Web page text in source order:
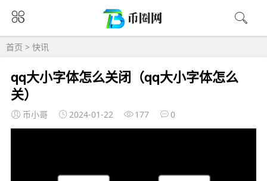
首页 > 快讯
qq大小字体怎么关闭（qq大小字体怎么
关）
币小哥 2024-01-22 177 0